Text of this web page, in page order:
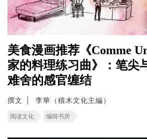
美食漫画推荐《Comme
家的料理练习曲》：笔尖
难舍的感官缠结
撰文 李華（積木文化主編）
阅读文化 编辑书房